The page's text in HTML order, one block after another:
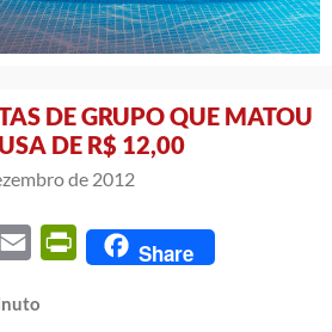
DE GRUPO QUE MATOU
DE R$ 12,00
de 2012
Email PrintFriendly
Share